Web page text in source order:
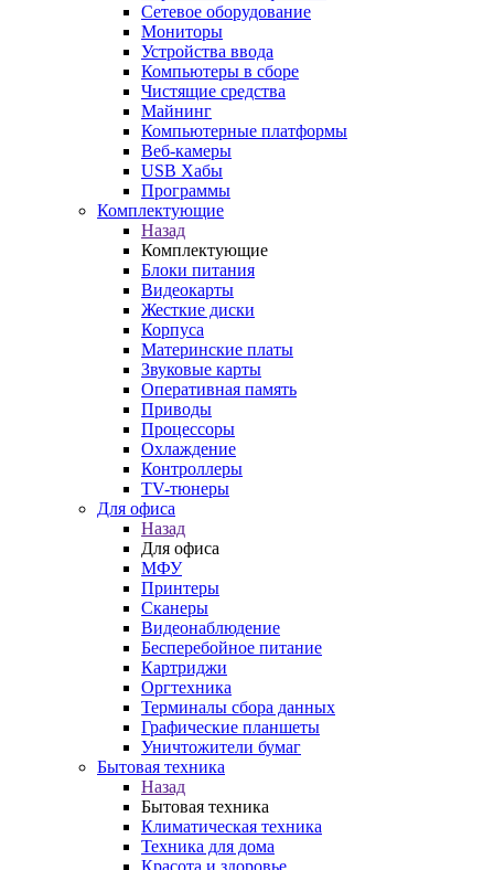
Сетевое оборудование
Мониторы
Устройства ввода
Компьютеры в сборе
Чистящие средства
Майнинг
Компьютерные платформы
Веб-камеры
USB Хабы
Программы
Комплектующие
Назад
Комплектующие
Блоки питания
Видеокарты
Жесткие диски
Корпуса
Материнские платы
Звуковые карты
Оперативная память
Приводы
Процессоры
Охлаждение
Контроллеры
TV-тюнеры
Для офиса
Назад
Для офиса
МФУ
Принтеры
Сканеры
Видеонаблюдение
Бесперебойное питание
Картриджи
Оргтехника
Терминалы сбора данных
Графические планшеты
Уничтожители бумаг
Бытовая техника
Назад
Бытовая техника
Климатическая техника
Техника для дома
Красота и здоровье